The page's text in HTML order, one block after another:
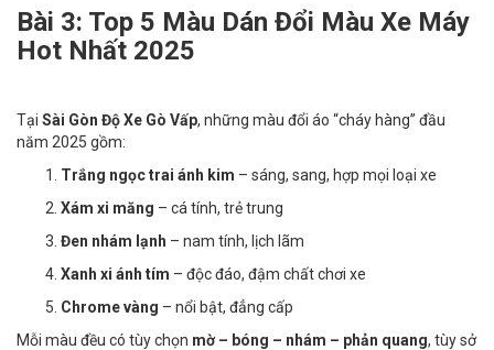
Bài 3: Top 5 Màu Dán Đổi Màu Xe Máy
Hot Nhất 2025
Tại Sài Gòn Độ Xe Gò Vấp, những màu đổi áo “cháy hàng” đầu
năm 2025 gồm:
Trắng ngọc trai ánh kim – sáng, sang, hợp mọi loại xe
Xám xi măng – cá tính, trẻ trung
Đen nhám lạnh – nam tính, lịch lãm
Xanh xi ánh tím – độc đáo, đậm chất chơi xe
Chrome vàng – nổi bật, đẳng cấp
Mỗi màu đều có tùy chọn mờ – bóng – nhám – phản quang, tùy sở